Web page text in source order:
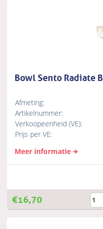
Bowl Sento Radiate
Afmeting:
Artikelnummer:
Verkoopeenheid (VE):
Prijs per VE:
Meer informatie
€16,70